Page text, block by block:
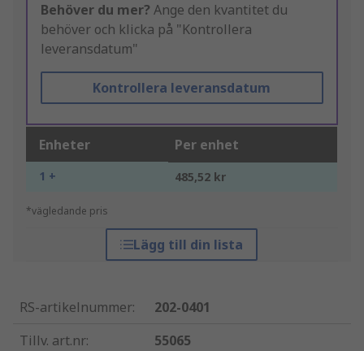
Behöver du mer? Ange den kvantitet du
behöver och klicka på "Kontrollera
leveransdatum"
Kontrollera leveransdatum
Enheter Per enhet
1 + 485,52 kr
*vägledande pris
Lägg till din lista
RS-artikelnummer:
202-0401
Tillv. art.nr:
55065